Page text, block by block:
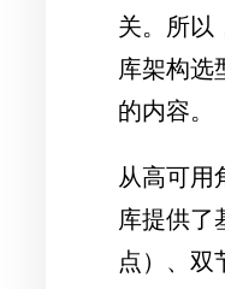
关。所以
库架构选
的内容。
从高可用
库提供了
点）、双